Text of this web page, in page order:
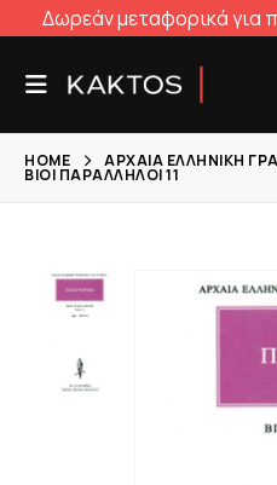
Δωρεάν μεταφορικά για
HOME ΑΡΧΑΊΑ ΕΛΛΗΝΙΚΉ
ΒΊΟΙ ΠΑΡΆΛΛΗΛΟΙ 11